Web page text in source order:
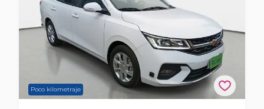
Poco kilometraje